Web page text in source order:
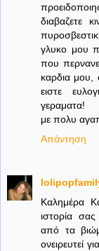
διαβαζετε
γλυκο μου
που
καρδια μου,
ειστε
γεραματα!
με πολυ
Απάντηση
Καλημέρα
ιστορία
από τα
ονειρευτεί